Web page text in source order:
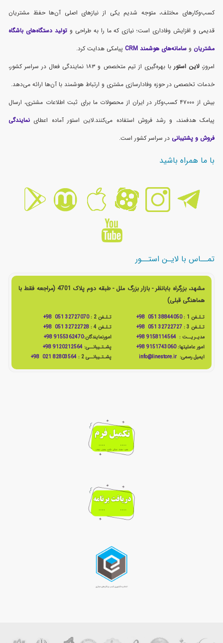
کسب‌وکارهای مختلف، متوجه شدیم یکی از نیازهای اصلی آن‌ها حفظ مشتریان
قدیمی و افزایش وفاداری است؛ نیازی که ما را به طراحی وتولید دستگاه‌های باشگاه
مشتریان وسامانه‌های هوشمند CRM
پیامکی هدایت کرد.
امروز،لاین استور
با بهره‌گیری از تیم متخصص و ۱۸۳ نمایندگی فعال در سراسر کشور،
خدمات تخصصی در حوزه وفادارسازی مشتری و ارتباط هوشمند با آن‌ها ارائه می‌دهد.
بیش از ۴۷۰۰۰ کسب‌وکار در ایران از محصولات ما برای ثبت اطلاعات مشتری، ارسال
پیامک هدفمند، و رشد فروش استفاده می‌کنند.لاین استور آماده اعطای نمایندگی
فروش و پشتیبانی در سراسر کشور است.
با ما همراه باشید
تمــاس با لایـن استــور
مشهد، بزرگراه بابانظر - بازار بزرگ ملل - طبقه دوم پلاک 4701 (مراجعه فقط با
هماهنگی قبلی)
تـلـفن 1 : 38844050 051 98+ تـلـفن 2 :
32727070 051 98+
تـلـفن 3 :
32722727 051 98+ تـلـفن 4 :
32722728 051 98+
مدیـریــت :9158114564 98+ امورنمایندگان:9155362470 98+
امور عاملیتها:9151743060 98+ پشـتـیبانــی: 9120212564 98+
ایمیل رسمی: info@linestore.ir پشـتـیبانــی 2 : 82803564 021 98+